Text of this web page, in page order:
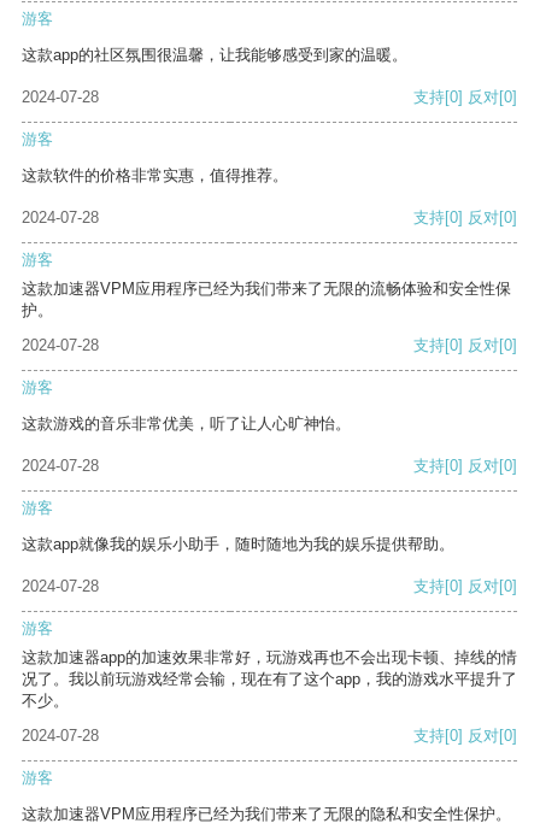
游客
这款app的社区氛围很温馨，让我能够感受到家的温暖。
2024-07-28 支持[0] 反对[0]
游客
这款软件的价格非常实惠，值得推荐。
2024-07-28 支持[0] 反对[0]
游客
这款加速器VPM应用程序已经为我们带来了无限的流畅体验和安全性保
护。
2024-07-28
支持[0] 反对[0]
游客
这款游戏的音乐非常优美，听了让人心旷神怡。
2024-07-28 支持[0] 反对[0]
游客
这款app就像我的娱乐小助手，随时随地为我的娱乐提供帮助。
2024-07-28 支持[0] 反对[0]
游客
这款加速器app的加速效果非常好，玩游戏再也不会出现卡顿、掉线的情
况了。我以前玩游戏经常会输，现在有了这个app，我的游戏水平提升了
不少。
2024-07-28
支持[0] 反对[0]
游客
这款加速器VPM应用程序已经为我们带来了无限的隐私和安全性保护。